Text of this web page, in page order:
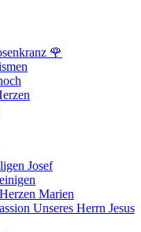
🌹
Josef
Marien
Unseres Herrn Jesus